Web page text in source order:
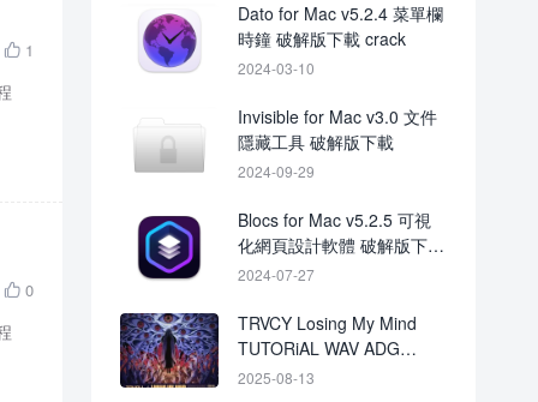
 1
 0
Dato for Mac v5.2.4 菜單欄
時鐘 破解版下載 crack
2024-03-10
Invisible for Mac v3.0 文件
隱藏工具 破解版下載
2024-09-29
Blocs for Mac v5.2.5 可視
化網頁設計軟體 破解版下載
crack
2024-07-27
TRVCY Losing My Mind
TUTORiAL WAV ADG
Serum 2 Presets-
2025-08-13